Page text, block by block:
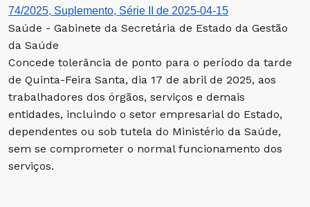
74/2025, Suplemento, Série II de 2025-04-15
Saúde - Gabinete da Secretária de Estado da Gestão
da Saúde
Concede tolerância de ponto para o período da tarde
de Quinta-Feira Santa, dia 17 de abril de 2025, aos
trabalhadores dos órgãos, serviços e demais
entidades, incluindo o setor empresarial do Estado,
dependentes ou sob tutela do Ministério da Saúde,
sem se comprometer o normal funcionamento dos
serviços.